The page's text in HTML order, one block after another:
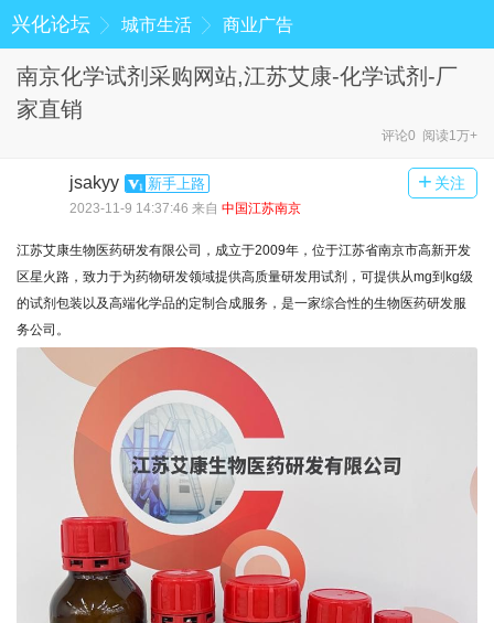
兴化论坛 城市生活 商业广告
南京化学试剂采购网站,江苏艾康-化学试剂-厂
家直销
评论0 阅读1万+
jsakyy 新手上路
2023-11-9 14:37:46 来自 中国江苏南京
+ 关注
江苏艾康生物医药研发有限公司，成立于2009年，位于江苏省南京市高新开发
区星火路，致力于为药物研发领域提供高质量研发用试剂，可提供从mg到kg级
的试剂包装以及高端化学品的定制合成服务，是一家综合性的生物医药研发服
务公司。